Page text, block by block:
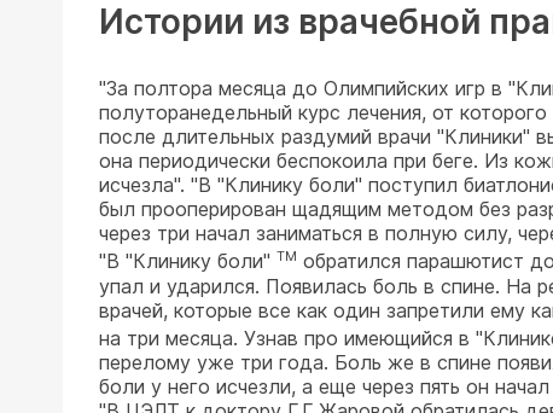
Истории из врачебной
"За полтора месяца до Олимпийских игр в
полуторанедельный курс лечения, от
после длительных раздумий врачи "Клиники"
она периодически беспокоила при беге. Из
исчезла". "В "Клинику боли" поступил
был прооперирован щадящим методом без
через три начал заниматься в полную силу,
"В "Клинику боли" TM обратился парашютист
упал и ударился. Появилась боль в спине. На
врачей, которые все как один запретили ему
на три месяца. Узнав про имеющийся в
перелому уже три года. Боль же в спине
боли у него исчезли, а еще через пять он начал